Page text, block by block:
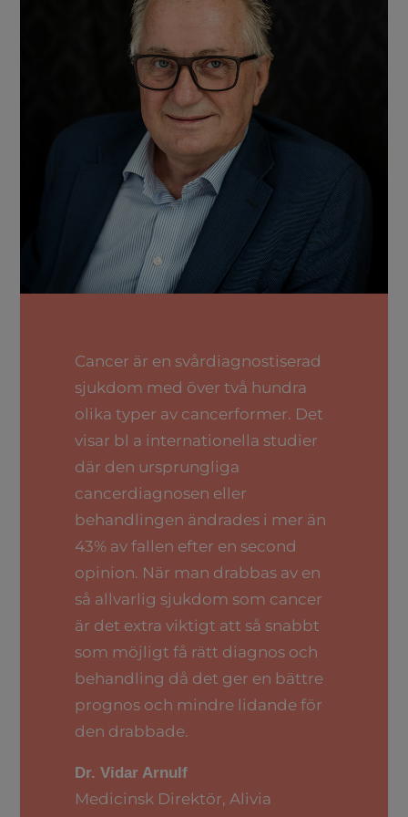
Cancer är en svårdiagnostiserad
sjukdom med över två hundra
olika typer av cancerformer. Det
visar bl a internationella studier
där den ursprungliga
cancerdiagnosen eller
behandlingen ändrades i mer än
43% av fallen efter en second
opinion. När man drabbas av en
så allvarlig sjukdom som cancer
är det extra viktigt att så snabbt
som möjligt få rätt diagnos och
behandling då det ger en bättre
prognos och mindre lidande för
den drabbade.
Dr. Vidar Arnulf
Medicinsk Direktör, Alivia